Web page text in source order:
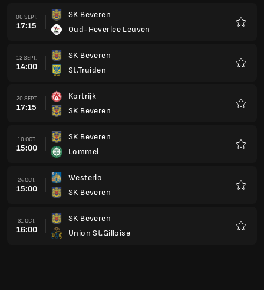
06 SEPT.
17:15
SK Beveren
Oud-Heverlee Leuven
12 SEPT.
14:00
SK Beveren
St.Truiden
20 SEPT.
17:15
Kortrijk
SK Beveren
10 OCT.
15:00
SK Beveren
Lommel
24 OCT.
15:00
Westerlo
SK Beveren
31 OCT.
16:00
SK Beveren
Union St.Gilloise